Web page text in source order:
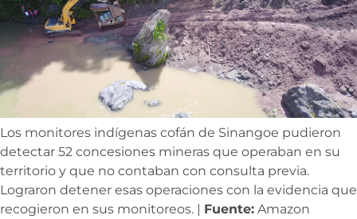
Los monitores indígenas cofán de Sinangoe pudieron
detectar 52 concesiones mineras que operaban en su
territorio y que no contaban con consulta previa.
Lograron detener esas operaciones con la evidencia que
recogieron en sus monitoreos. | Fuente: Amazon